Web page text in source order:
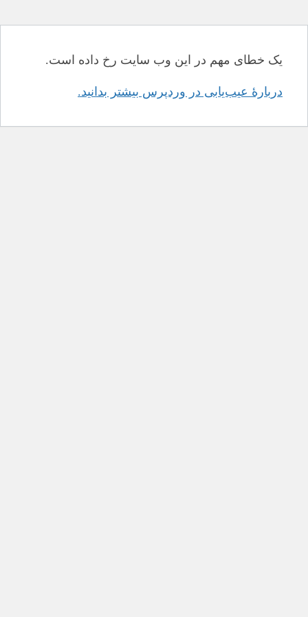
یک خطای مهم در این وب سایت رخ داده است.
دربارهٔ عیب‌یابی در وردپرس بیشتر بدانید.